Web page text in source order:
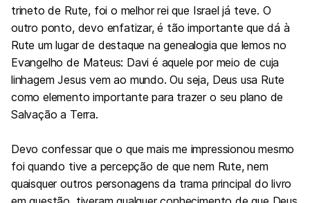
trineto de Rute, foi o melhor rei que Israel já teve. O
outro ponto, devo enfatizar, é tão importante que dá à
Rute um lugar de destaque na genealogia que lemos no
Evangelho de Mateus: Davi é aquele por meio de cuja
linhagem Jesus vem ao mundo. Ou seja, Deus usa Rute
como elemento importante para trazer o seu plano de
Salvação a Terra.
Devo confessar que o que mais me impressionou mesmo
foi quando tive a percepção de que nem Rute, nem
quaisquer outros personagens da trama principal do livro